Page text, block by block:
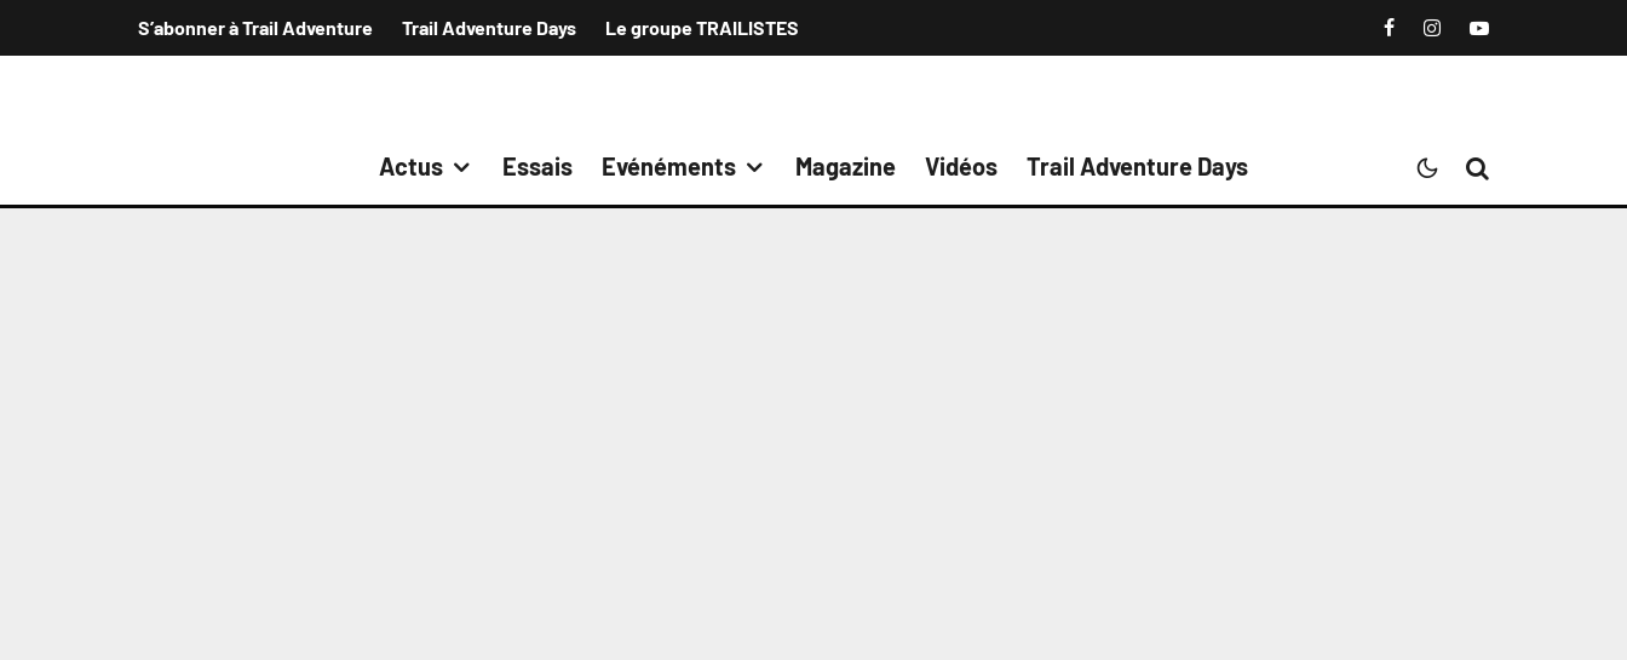
S’abonner à Trail Adventure Trail Adventure Days Le groupe TRAILISTES
Actus Essais Evénéments Magazine Vidéos Trail Adventure Days